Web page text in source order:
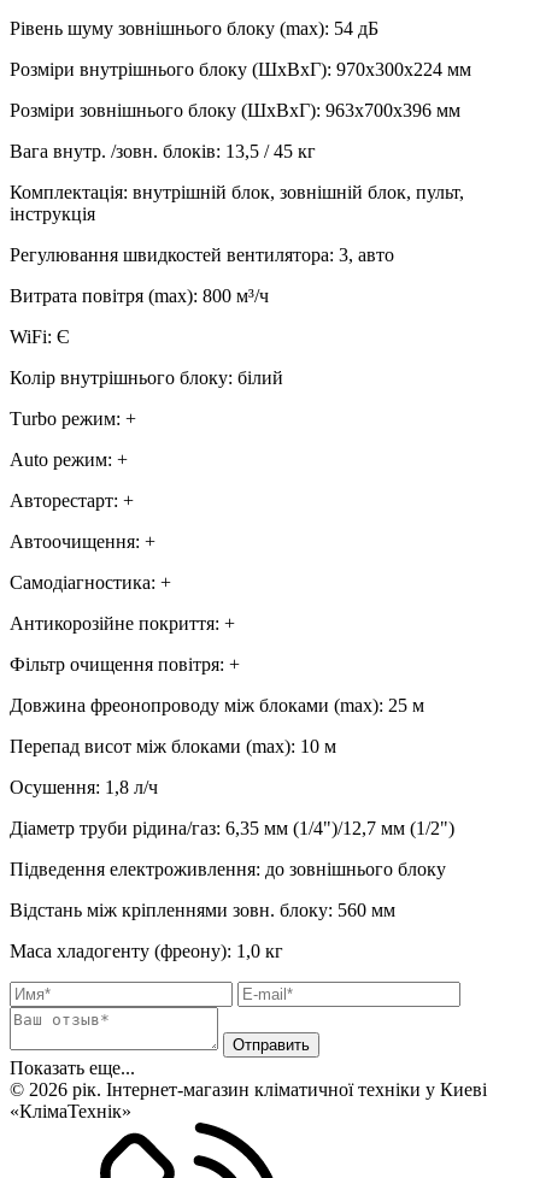
Рівень шуму зовнішнього блоку (max): 54 дБ
Розміри внутрішнього блоку (ШхВхГ): 970х300х224 мм
Розміри зовнішнього блоку (ШхВхГ): 963х700х396 мм
Вага внутр. /зовн. блоків: 13,5 / 45 кг
Комплектація: внутрішній блок, зовнішній блок, пульт,
інструкція
Регулювання швидкостей вентилятора: 3, авто
Витрата повітря (max): 800 м³/ч
WiFi: Є
Колір внутрішнього блоку: білий
Тurbo режим: +
Аuto режим: +
Авторестарт: +
Автоочищення: +
Самодіагностика: +
Антикорозійне покриття: +
Фільтр очищення повітря: +
Довжина фреонопроводу між блоками (max): 25 м
Перепад висот між блоками (max): 10 м
Осушення: 1,8 л/ч
Діаметр труби рідина/газ: 6,35 мм (1/4")/12,7 мм (1/2")
Підведення електроживлення: до зовнішнього блоку
Відстань між кріпленнями зовн. блоку: 560 мм
Маса хладогенту (фреону): 1,0 кг
Показать еще...
© 2026 рік. Інтернет-магазин кліматичної техніки у Киеві
«КлімаТехнік»